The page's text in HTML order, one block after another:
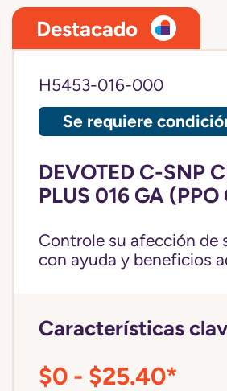
Destacado
H5453-016-000
Se requiere
DEVOTED C-SNP
PLUS 016 GA
Controle su afección de
con ayuda y beneficios
Características
$0 - $25.40*